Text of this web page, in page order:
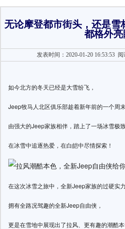
无论摩登都市街头，还是雪
都格外亮
发表时间：2020-01-20 16:53:53 阅
如今北方的冬天已经是大雪纷飞，
Jeep牧马人北区俱乐部趁着新年前的一个周
由强大的Jeep家族相伴，踏上了一场冰雪极
在冰雪中追逐热爱，在白皑中尽情探索！
在这次冰雪之旅中，全新Jeep家族的过硬实
拥有全路况驾趣的全新Jeep自由侠，
更是在雪地中展现出了拉风、更有趣的潮酷本